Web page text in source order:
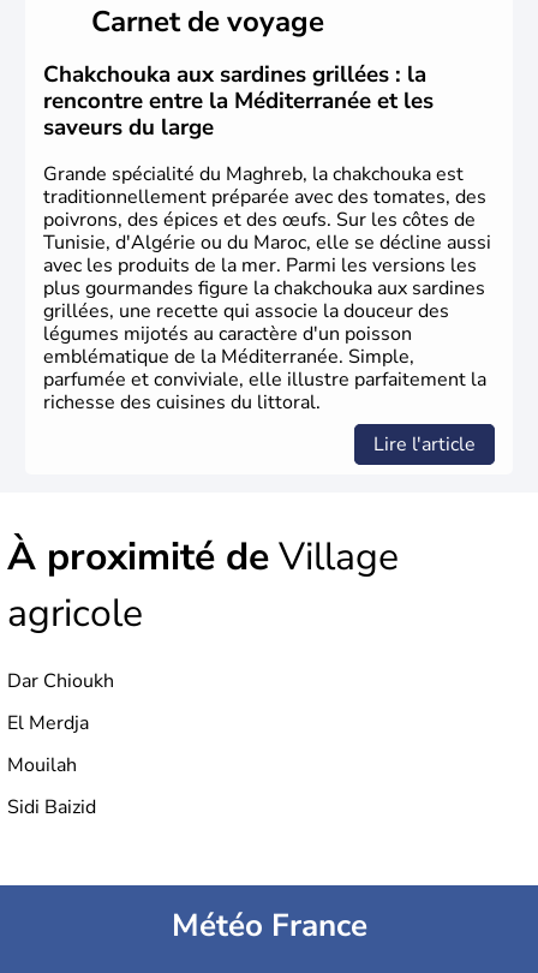
près de la moitié ont moins de 19 ans. La musique
l’une des fiertés du pays, originaire des régions les plus à
l’ouest. Lecouscousest l’un des plats traditionnels les
plus appréciés.
Carnet de voyage
Chakchouka aux sardines grillées : la
rencontre entre la Méditerranée et les
saveurs du large
Grande spécialité du Maghreb, la chakchouka est
traditionnellement préparée avec des tomates, des
poivrons, des épices et des œufs. Sur les côtes de
Tunisie, d'Algérie ou du Maroc, elle se décline aussi
avec les produits de la mer. Parmi les versions les
plus gourmandes figure la chakchouka aux sardines
grillées, une recette qui associe la douceur des
légumes mijotés au caractère d'un poisson
emblématique de la Méditerranée. Simple,
parfumée et conviviale, elle illustre parfaitement la
richesse des cuisines du littoral.
Lire l'article
À proximité deVillage
agricole
Dar Chioukh
El Merdja
Mouilah
Sidi Baizid
Météo France